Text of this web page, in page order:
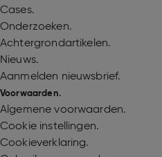
Cases.
Onderzoeken.
Achtergrondartikelen.
Nieuws.
Aanmelden nieuwsbrief.
Voorwaarden.
Algemene voorwaarden.
Cookie instellingen.
Cookieverklaring.